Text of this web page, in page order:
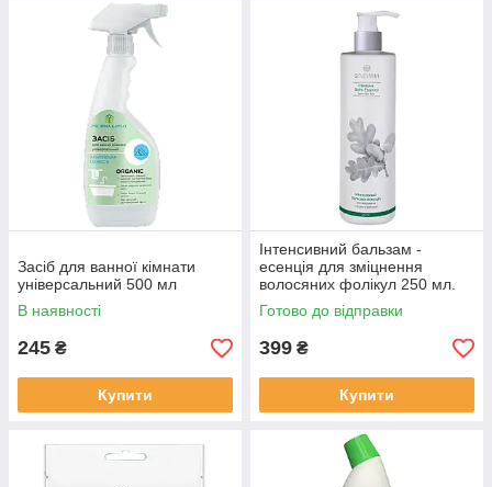
Засіб для ванної кімнати
універсальний 500 мл
В наявності
245 ₴
Купити
Інтенсивний бальзам -
есенція для зміцнення
волосяних фолікул 250 мл.
Готово до відправки
399 ₴
Купити